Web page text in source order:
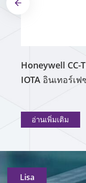
Honeywell CC-
IOTA อินเทอร์เ
อ่านเพิ่มเติม
Lisa